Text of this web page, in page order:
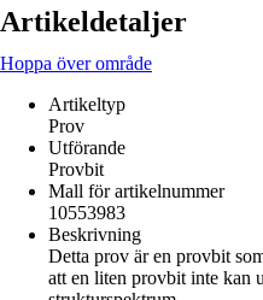
Artikeldetaljer
Hoppa över område
Artikeltyp
Prov
Utförande
Provbit
Mall för artikelnummer
10553983
Beskrivning
Detta prov är en provbit
att en liten provbit inte kan